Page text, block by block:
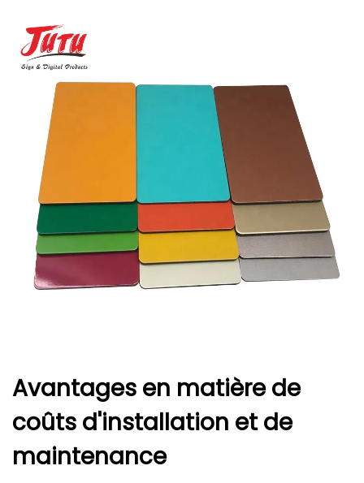
Avantages en matière de
coûts d'installation et de
maintenance